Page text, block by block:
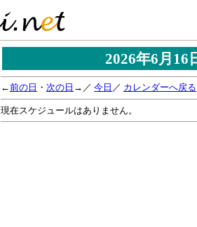
2026年6月
←前の日 ・ 次の日 →／ 今日 ／ カレンダーへ戻る
現在スケジュールはありません。